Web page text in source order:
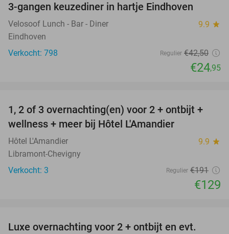
3-gangen keuzediner in hartje Eindhoven
Velosoof Lunch - Bar - Diner 9.9 star
Eindhoven
Verkocht: 798
Regulier €42,50
€24,95
32%
TODAY
1, 2 of 3 overnachting(en) voor 2 + ontbijt +
wellness + meer bij Hôtel L'Amandier
Hôtel L'Amandier 9.9 star
Libramont-Chevigny
Verkocht: 3
Regulier €191
€129
Luxe overnachting voor 2 + ontbijt en evt.